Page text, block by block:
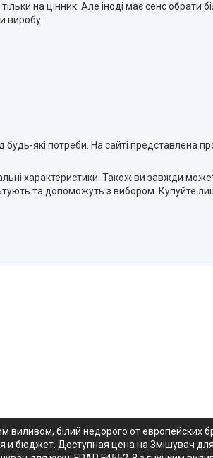
на цінник. Але іноді має сенс
виробу:
які потреби. На сайті представлена
характеристики. Також ви завжди
та допоможуть з вибором. Купуйте
виливом, білий недорого от
бюджет. Доступная цена на Змішувач